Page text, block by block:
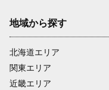
地域から探す
北海道エリア
関東エリア
近畿エリア